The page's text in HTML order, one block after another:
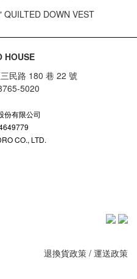
QUILTED DOWN VEST
HOUSE
民路 180 巷 22 號
5020
份有限公司
CO., LTD.
退換貨政策 / 運送政策